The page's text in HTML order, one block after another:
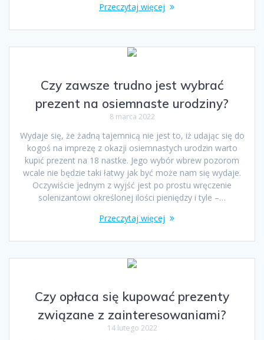
Przeczytaj więcej
Czy zawsze trudno jest wybrać
prezent na osiemnaste urodziny?
8 marca 2022
Wydaje się, że żadną tajemnicą nie jest to, iż udając się do
kogoś na imprezę z okazji osiemnastych urodzin warto
kupić prezent na 18 nastke. Jego wybór wbrew pozorom
wcale nie będzie taki łatwy jak być może nam się wydaje.
Oczywiście jednym z wyjść jest po prostu wręczenie
solenizantowi określonej ilości pieniędzy i tyle –…
Przeczytaj więcej
Czy opłaca się kupować prezenty
związane z zainteresowaniami?
14 lutego 2022